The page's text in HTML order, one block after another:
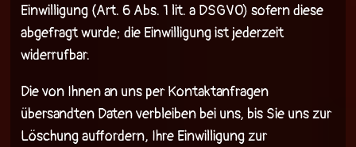
Einwilligung (Art. 6 Abs. 1 lit. a DSGVO) sofern diese
abgefragt wurde; die Einwilligung ist jederzeit
widerrufbar.
Die von Ihnen an uns per Kontaktanfragen
übersandten Daten verbleiben bei uns, bis Sie uns zur
Löschung auffordern, Ihre Einwilligung zur